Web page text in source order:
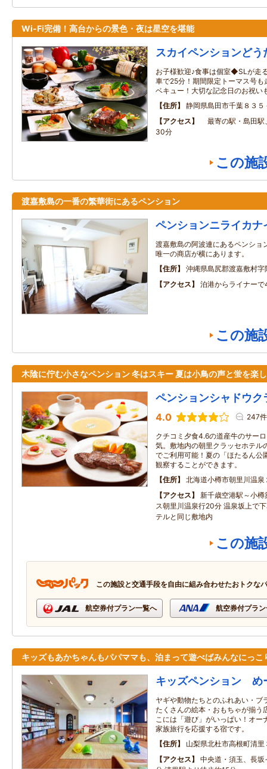
Wi-Fi完備！高台からの景色・夜は星空を堪能
スカイペンションどう
お子様歓迎♪食事は個室◆SLが走
車で25分！期間限定トーマス号
ベキュー！大切な記念日のお祝い
住所
静岡県島田市千葉８３５
アクセス
最寄の駅・島田
30分
この施
渡嘉敷島の一番の繁華街にあるペンション
ペンションニライカナ
渡嘉敷島の阿波連にあるペンショ
唯一の商店が横にあります。
住所
沖縄県島尻郡渡嘉敷村
アクセス
泊港からライナー
この施
木陰に佇む小さなペンション 冬はスキー 夏は小鳥の声と蛍を楽
ペンションシャドウク
4.0 247件
クチコミ夕食4.6の道産牛のサー
気。敷地内の朝里クラッセホテル
でご利用可能！夏の「ほたるん公
観察することができます。
住所
北海道小樽市朝里川温泉
アクセス
新千歳空港駅～小樽
ス朝里川温泉行20分 温泉坂上で
テルと同じ敷地内
この施
この施設と交通手段を自由に組み合わせたおトクな
航空券付プラン一覧へ 航空券付プラ
キッズもあかちゃんもパパママも、泊まって遊べばみんなにっこ
キッズペンション め
ヤギや動物たちとのふれあい・ブ
たくさんの絵本・おもちゃが揃う
こには「遊び」がいっぱい！オー
家族旅行を応援する宿です。
住所
山梨県北杜市高根町清
アクセス
中央道・須玉、長